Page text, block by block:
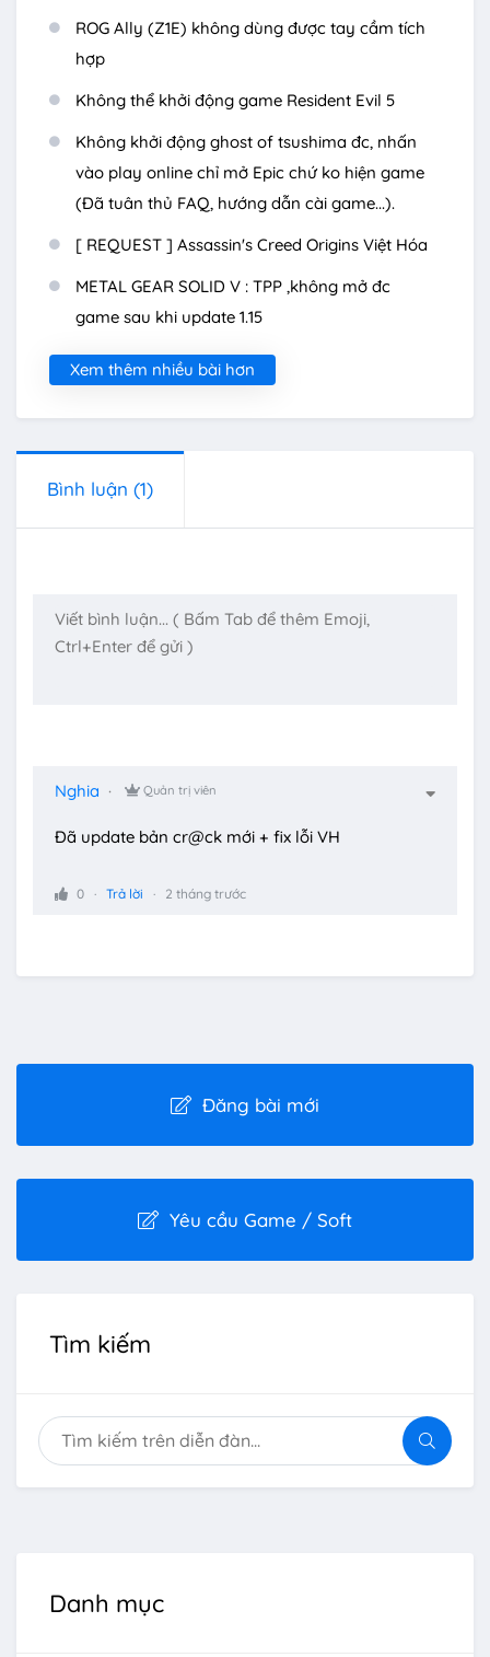
ROG Ally (Z1E) không dùng được tay cầm tích
hợp
Không thể khởi động game Resident Evil 5
Không khởi động ghost of tsushima đc, nhấn
vào play online chỉ mở Epic chứ ko hiện game
(Đã tuân thủ FAQ, hướng dẫn cài game...).
[ REQUEST ] Assassin's Creed Origins Việt Hóa
METAL GEAR SOLID V : TPP ,không mở đc
game sau khi update 1.15
Xem thêm nhiều bài hơn
Bình luận (1)
Nghia Quản trị viên
Đã update bản cr@ck mới + fix lỗi VH
0 Trả lời 2 tháng trước
Đăng bài mới
Yêu cầu Game / Soft
Tìm kiếm
Danh mục